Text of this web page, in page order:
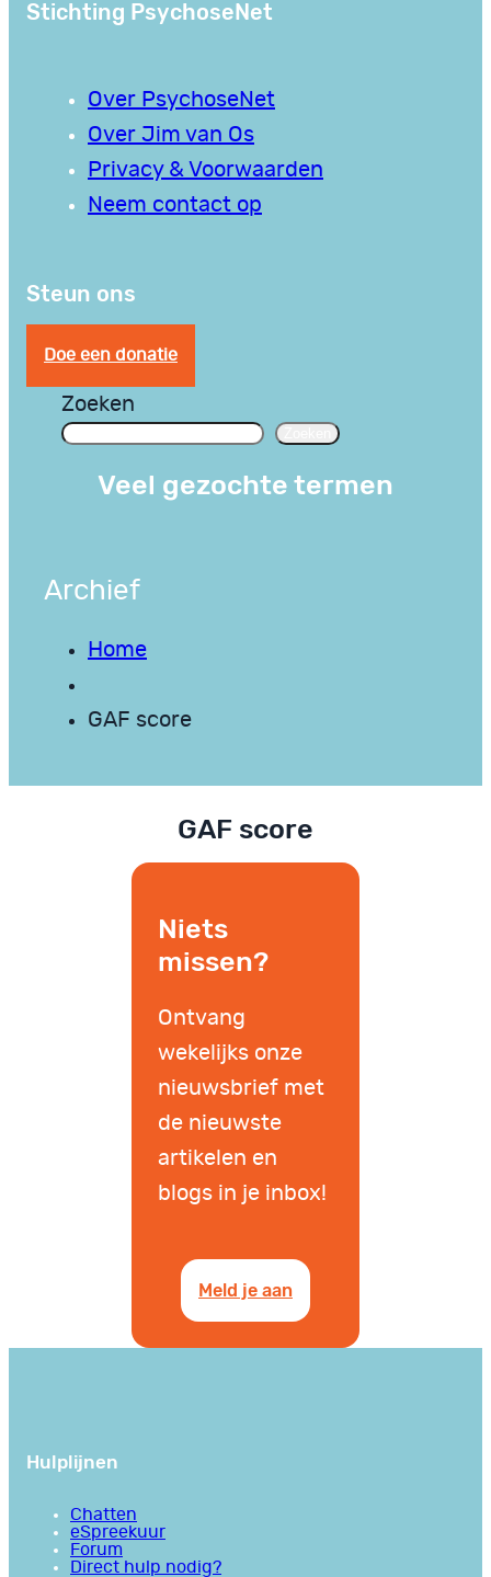
Stichting PsychoseNet
Over PsychoseNet
Over Jim van Os
Privacy & Voorwaarden
Neem contact op
Steun ons
Doe een donatie
Zoeken
Veel gezochte termen
Archief
Home
GAF score
GAF score
Niets
missen?
Ontvang
wekelijks onze
nieuwsbrief met
de nieuwste
artikelen en
blogs in je inbox!
Meld je aan
Hulplijnen
Chatten
eSpreekuur
Forum
Direct hulp nodig?